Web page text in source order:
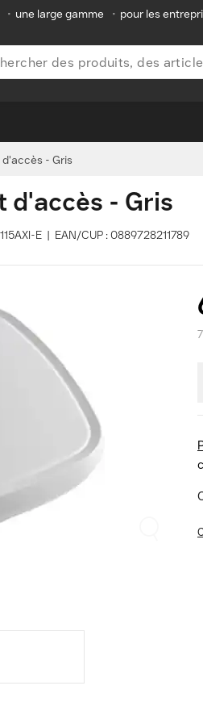
• une large gamme • pour les
d'accès - Gris
d'accès - Gris
E | EAN/CUP : 0889728211789